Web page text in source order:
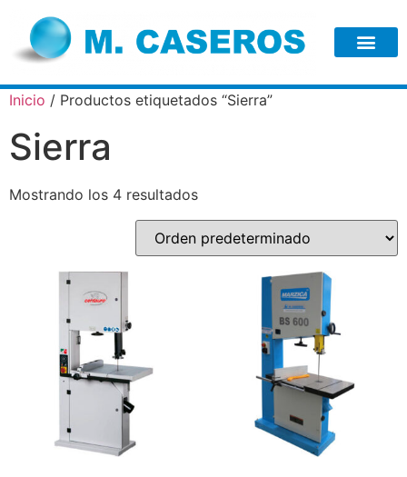
Inicio / Productos etiquetados “Sierra”
Sierra
Mostrando los 4 resultados